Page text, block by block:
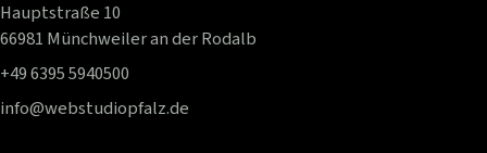
Hauptstraße 10
66981 Münchweiler an der Rodalb
+49 6395 5940500
info@webstudiopfalz.de